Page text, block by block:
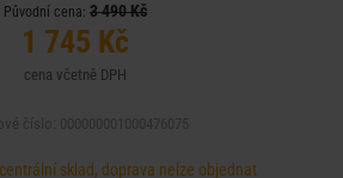
Původní cena: 3 490 Kč
1 745 Kč
cena včetně DPH
centrální sklad, doprava nelze objednat